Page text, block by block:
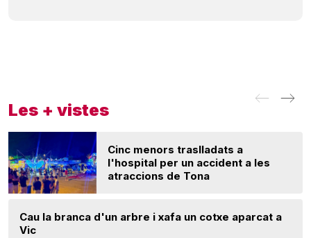
Les + vistes
Cinc menors traslladats a
l'hospital per un accident a les
atraccions de Tona
Cau la branca d'un arbre i xafa un cotxe aparcat a
Vic